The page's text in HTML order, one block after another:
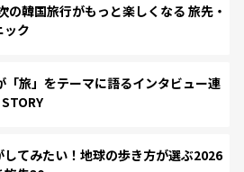
韓国旅行がもっと楽しくなる 旅先・
ック
「旅」をテーマに語るインタビュー連
てみたい！地球の歩き方が選ぶ2026